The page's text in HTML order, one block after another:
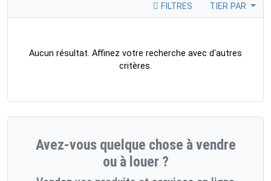
FILTRES TIER PAR
Aucun résultat. Affinez votre recherche avec d'autres
critères.
Avez-vous quelque chose à vendre
ou à louer ?